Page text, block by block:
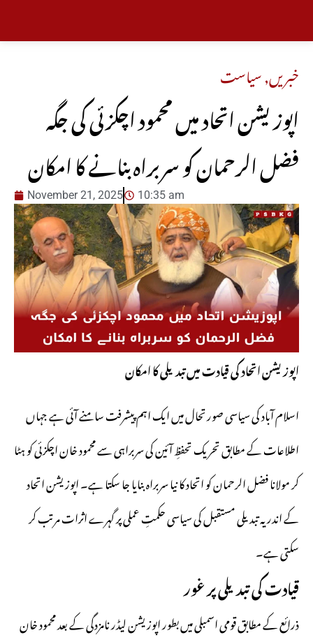
خبریں,سیاست
اپوزیشن اتحاد میں محمود اچکزئی کی جگہ
فضل الرحمان کو سربراہ بنانے کا امکان
November 21, 2025 10:35 am
اپوزیشن اتحاد کی قیادت میں تبدیلی کا امکان
اسلام آباد کی سیاسی صورتحال میں ایک اہم پیشرفت سامنے آئی ہے جہاں
اطلاعات کے مطابق تحریک تحفظِ آئین کی سربراہی سے محمود خان اچکزئی کو ہٹا
کر مولانا فضل الرحمان کو اتحاد کا نیا سربراہ بنایا جا سکتا ہے۔ اپوزیشن اتحاد
کے اندر یہ تبدیلی مستقبل کی سیاسی حکمتِ عملی پر گہرے اثرات مرتب کر
سکتی ہے۔
قیادت کی تبدیلی پر غور
ذرائع کے مطابق قومی اسمبلی میں بطور اپوزیشن لیڈر نامزدگی کے بعد محمود خان